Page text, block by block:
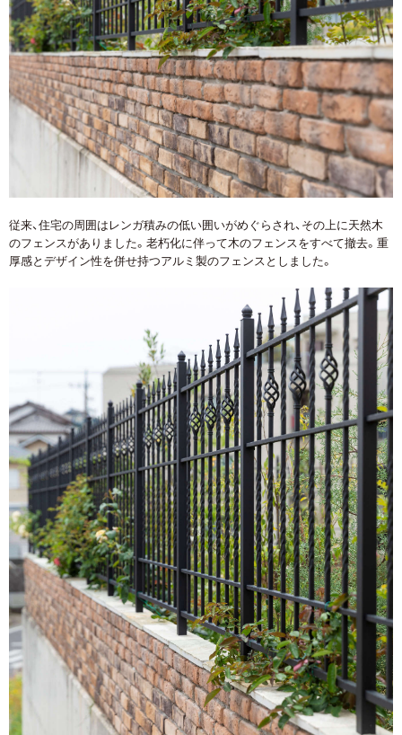
従来、住宅の周囲はレンガ積みの低い囲いがめぐらされ、その上に天然木
のフェンスがありました。老朽化に伴って木のフェンスをすべて撤去。重
厚感とデザイン性を併せ持つアルミ製のフェンスとしました。